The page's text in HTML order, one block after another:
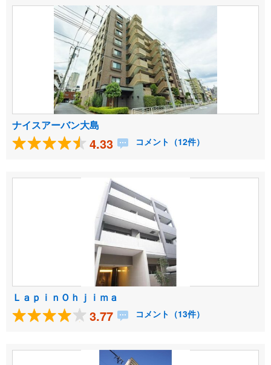
ナイスアーバン大島
4.33 コメント（12件）
ＬａｐｉｎＯｈｊｉｍａ
3.77 コメント（13件）